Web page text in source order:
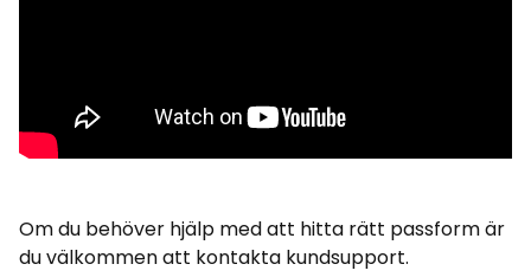
Om du behöver hjälp med att hitta rätt passform är
du välkommen att kontakta kundsupport.